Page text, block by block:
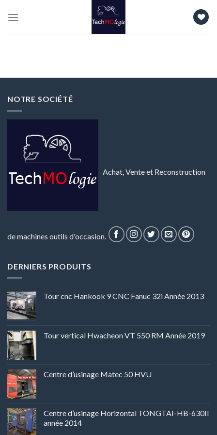
NOTRE SOCIÉTÉ
Achat, Vente et Reconstruction
de machines outils d'occasion.
DERNIERS PRODUITS
Tour cnc Hankook 9 CNC Fanuc 32i Année 2013
Tour vertical Hwacheon VT 550 RM Année 2019
Centre d’usinage Matec 50 HVU
Centre d’usinage Horizontal TONGTAI-HB-630II
année 2014